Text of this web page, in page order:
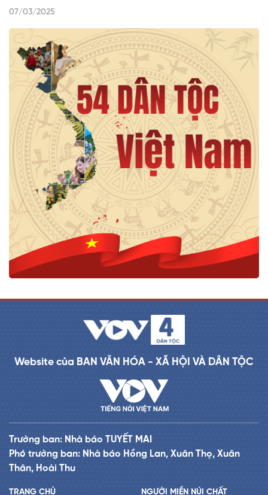
07/03/2025
Website của BAN VĂN HÓA - XÃ HỘI VÀ DÂN TỘC
Trưởng ban: Nhà báo TUYẾT MAI
Phó trưởng ban: Nhà báo Hồng Lan, Xuân Thọ, Xuân
Thân, Hoài Thu
TRANG CHỦ NGƯỜI MIỀN NÚI CHẤT